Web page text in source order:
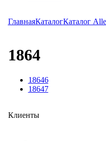
ГлавнаяКаталогКаталог
1864
18646
18647
Клиенты